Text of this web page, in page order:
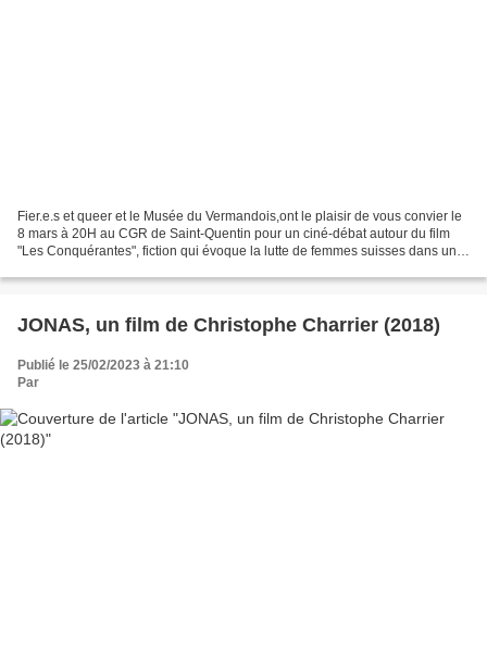
Fier.e.s et queer et le Musée du Vermandois,ont le plaisir de vous convier le
8 mars à 20H au CGR de Saint-Quentin pour un ciné-débat autour du film
"Les Conquérantes", fiction qui évoque la lutte de femmes suisses dans un
JONAS, un film de Christophe Charrier (2018)
Publié le 25/02/2023 à 21:10
Par